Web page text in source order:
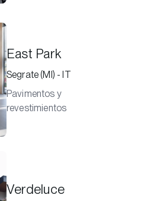
East Park
Segrate (MI) - IT
Pavimentos y
revestimientos
Verdeluce